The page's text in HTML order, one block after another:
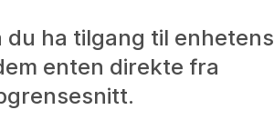
ha tilgang til enhetens
enten direkte fra